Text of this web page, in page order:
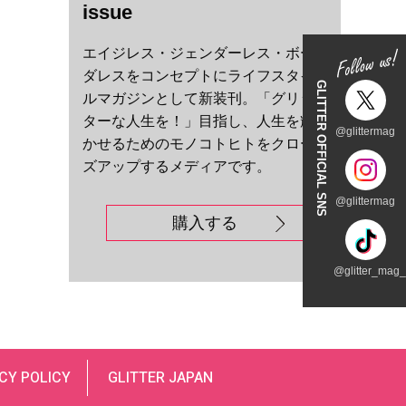
GLITTER OFFICIAL SNS @glittermag
@glittermag
issue
エイジレス・ジェンダーレス・ボー
ダレスをコンセプトにライフスタイ
ルマガジンとして新装刊。「グリッ
ターな人生を！」目指し、人生を輝
かせるためのモノコトヒトをクロー
ズアップするメディアです。
購入する
POLICY GLITTER JAPAN